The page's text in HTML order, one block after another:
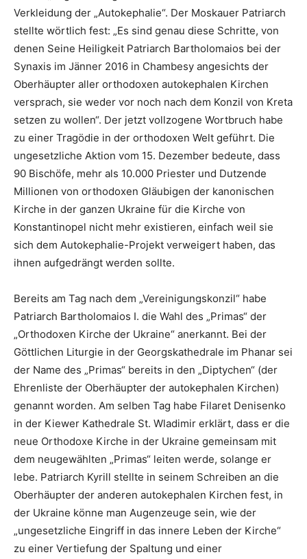
Verkleidung der „Autokephalie“. Der Moskauer Patriarch
stellte wörtlich fest: „Es sind genau diese Schritte, von
denen Seine Heiligkeit Patriarch Bartholomaios bei der
Synaxis im Jänner 2016 in Chambesy angesichts der
Oberhäupter aller orthodoxen autokephalen Kirchen
versprach, sie weder vor noch nach dem Konzil von Kreta
setzen zu wollen“. Der jetzt vollzogene Wortbruch habe
zu einer Tragödie in der orthodoxen Welt geführt. Die
ungesetzliche Aktion vom 15. Dezember bedeute, dass
90 Bischöfe, mehr als 10.000 Priester und Dutzende
Millionen von orthodoxen Gläubigen der kanonischen
Kirche in der ganzen Ukraine für die Kirche von
Konstantinopel nicht mehr existieren, einfach weil sie
sich dem Autokephalie-Projekt verweigert haben, das
ihnen aufgedrängt werden sollte.
Bereits am Tag nach dem „Vereinigungskonzil“ habe
Patriarch Bartholomaios I. die Wahl des „Primas“ der
„Orthodoxen Kirche der Ukraine“ anerkannt. Bei der
Göttlichen Liturgie in der Georgskathedrale im Phanar sei
der Name des „Primas“ bereits in den „Diptychen“ (der
Ehrenliste der Oberhäupter der autokephalen Kirchen)
genannt worden. Am selben Tag habe Filaret Denisenko
in der Kiewer Kathedrale St. Wladimir erklärt, dass er die
neue Orthodoxe Kirche in der Ukraine gemeinsam mit
dem neugewählten „Primas“ leiten werde, solange er
lebe. Patriarch Kyrill stellte in seinem Schreiben an die
Oberhäupter der anderen autokephalen Kirchen fest, in
der Ukraine könne man Augenzeuge sein, wie der
„ungesetzliche Eingriff in das innere Leben der Kirche“
zu einer Vertiefung der Spaltung und einer